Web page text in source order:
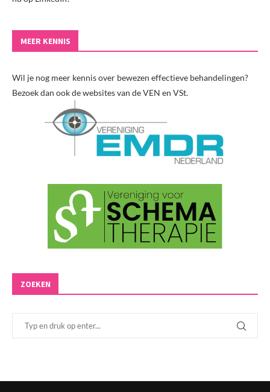
MEER KENNIS
Wil je nog meer kennis over bewezen effectieve behandelingen?
Bezoek dan ook de websites van de VEN en VSt.
ZOEKEN